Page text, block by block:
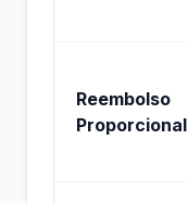
Reembolso
Proporcional